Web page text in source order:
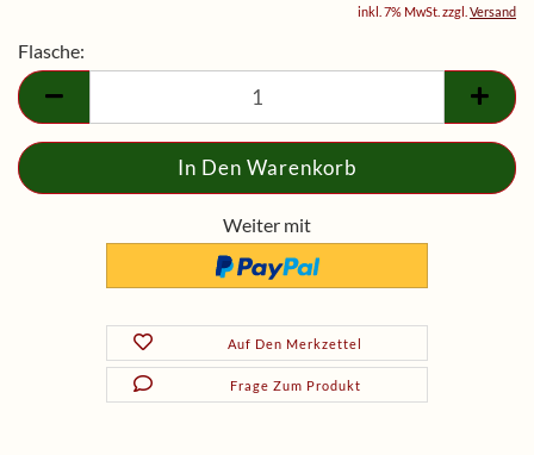
inkl. 7% MwSt. zzgl. Versand
Flasche:
Flasche
Weiter mit
Auf Den Merkzettel
Frage Zum Produkt